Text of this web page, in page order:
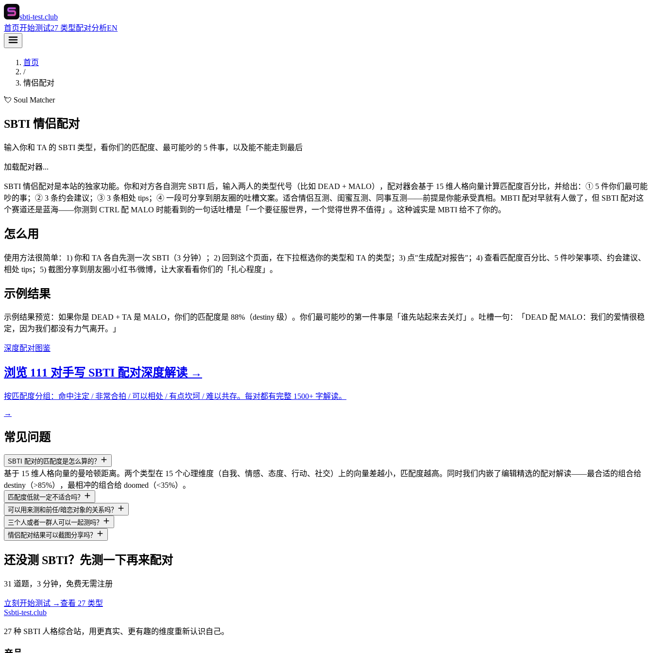
sbti-test.club
首页开始测试27 类型配对分析EN
首页
/
情侣配对
💘 Soul Matcher
SBTI 情侣配对
输入你和 TA 的 SBTI 类型，看你们的匹配度、最可能吵的 5 件事，以及能不能走到最后
加载配对器...
SBTI 情侣配对是本站的独家功能。你和对方各自测完 SBTI 后，输入两人的类型代号（比如 DEAD + MALO），配对器会基于 15 维人格向量计算匹配度百分比，并给出：① 5 件你们最可能
吵的事；② 3 条约会建议；③ 3 条相处 tips；④ 一段可分享到朋友圈的吐槽文案。适合情侣互测、闺蜜互测、同事互测——前提是你能承受真相。MBTI 配对早就有人做了，但 SBTI 配对这
个赛道还是蓝海——你测到 CTRL 配 MALO 时能看到的一句话吐槽是「一个要征服世界，一个觉得世界不值得」。这种诚实是 MBTI 给不了你的。
怎么用
使用方法很简单：1) 你和 TA 各自先测一次 SBTI（3 分钟）；2) 回到这个页面，在下拉框选你的类型和 TA 的类型；3) 点"生成配对报告"；4) 查看匹配度百分比、5 件吵架事项、约会建议、
相处 tips；5) 截图分享到朋友圈/小红书/微博，让大家看看你们的「扎心程度」。
示例结果
示例结果预览：如果你是 DEAD + TA 是 MALO，你们的匹配度是 88%（destiny 级）。你们最可能吵的第一件事是「谁先站起来去关灯」。吐槽一句：「DEAD 配 MALO：我们的爱情很稳
定，因为我们都没有力气离开。」
深度配对图鉴
浏览 111 对手写 SBTI 配对深度解读 →
按匹配度分组：命中注定 / 非常合拍 / 可以相处 / 有点坎坷 / 难以共存。每对都有完整 1500+ 字解读。
→
常见问题
SBTI 配对的匹配度是怎么算的？
基于 15 维人格向量的曼哈顿距离。两个类型在 15 个心理维度（自我、情感、态度、行动、社交）上的向量差越小，匹配度越高。同时我们内嵌了编辑精选的配对解读——最合适的组合给
destiny（>85%），最相冲的组合给 doomed（<35%）。
匹配度低就一定不适合吗？
可以用来测和前任/暗恋对象的关系吗？
三个人或者一群人可以一起测吗？
情侣配对结果可以截图分享吗？
还没测 SBTI？先测一下再来配对
31 道题，3 分钟，免费无需注册
立刻开始测试 →查看 27 类型
Ssbti-test.club
27 种 SBTI 人格综合站，用更真实、更有趣的维度重新认识自己。